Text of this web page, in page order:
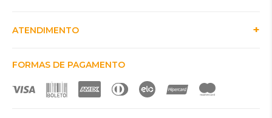
ATENDIMENTO
FORMAS DE PAGAMENTO